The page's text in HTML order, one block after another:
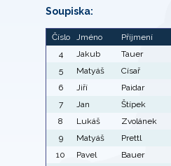
Soupiska:
Číslo Jméno
Příjmení
4
Jakub
Tauer
5
Matyáš
Císař
6
Jiří
Paidar
7
Jan
Štípek
8
Lukáš
Zvolánek
9
Matyáš
Prettl
10
Pavel
Bauer